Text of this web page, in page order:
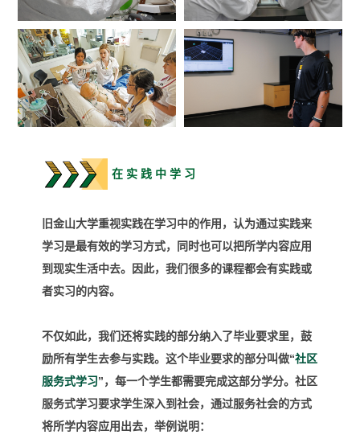
在 实 践 中 学 习
旧金山大学重视实践在学习中的作用，认为通过实践来
学习是最有效的学习方式，同时也可以把所学内容应用
到现实生活中去。因此，我们很多的课程都会有实践或
者实习的内容。
不仅如此，我们还将实践的部分纳入了毕业要求里，鼓
励所有学生去参与实践。这个毕业要求的部分叫做“社区
服务式学习”，每一个学生都需要完成这部分学分。社区
服务式学习要求学生深入到社会，通过服务社会的方式
将所学内容应用出去，举例说明：